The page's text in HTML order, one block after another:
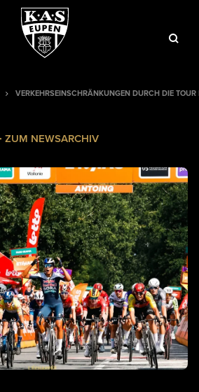
VERKEHRSEINSCHRÄNKUNGEN DURCH DIE
ZUM NEWSARCHIV